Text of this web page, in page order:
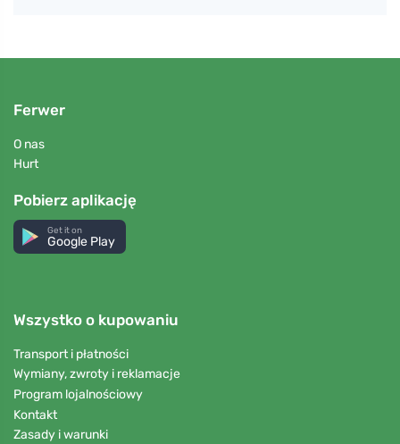
Ferwer
O nas
Hurt
Pobierz aplikację
Get it on
Google Play
Wszystko o kupowaniu
Transport i płatności
Wymiany, zwroty i reklamacje
Program lojalnościowy
Kontakt
Zasady i warunki